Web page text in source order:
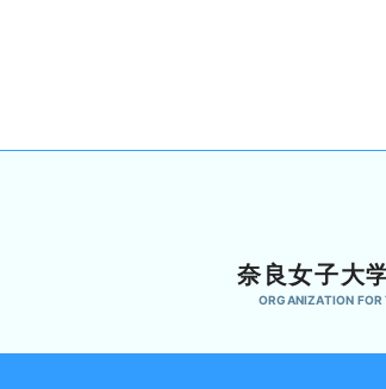
奈良女子大
ORGANIZATION FOR